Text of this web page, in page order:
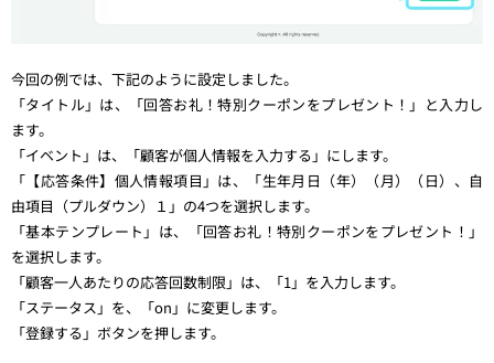
今回の例では、下記のように設定しました。
「タイトル」は、「回答お礼！特別クーポンをプレゼント！」と入力し
ます。
「イベント」は、「顧客が個人情報を入力する」にします。
「【応答条件】個人情報項目」は、「生年月日（年）（月）（日）、自
由項目（プルダウン）１」の4つを選択します。
「基本テンプレート」は、「回答お礼！特別クーポンをプレゼント！」
を選択します。
「顧客一人あたりの応答回数制限」は、「1」を入力します。
「ステータス」を、「on」に変更します。
「登録する」ボタンを押します。